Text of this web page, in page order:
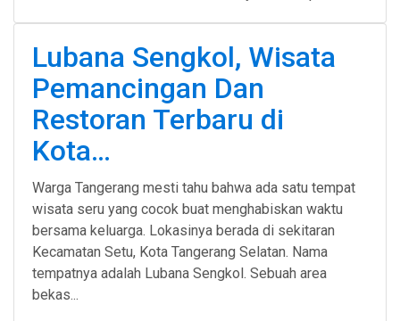
Lubana Sengkol, Wisata
Pemancingan Dan
Restoran Terbaru di
Kota…
Warga Tangerang mesti tahu bahwa ada satu tempat
wisata seru yang cocok buat menghabiskan waktu
bersama keluarga. Lokasinya berada di sekitaran
Kecamatan Setu, Kota Tangerang Selatan. Nama
tempatnya adalah Lubana Sengkol. Sebuah area
bekas...